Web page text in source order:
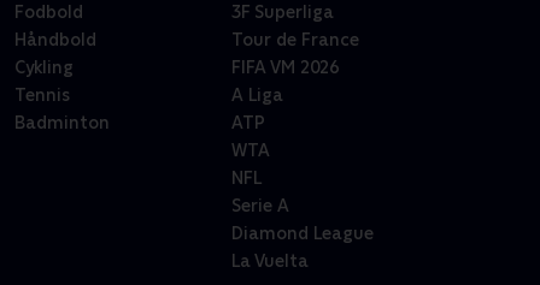
Fodbold
Håndbold
Cykling
Tennis
Badminton
3F Superliga
Tour de France
FIFA VM 2026
A Liga
ATP
WTA
NFL
Serie A
Diamond League
La Vuelta